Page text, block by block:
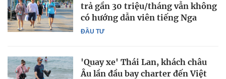
ĐẦU TƯ
trả gần 30 triệu/tháng vẫn không
có hướng dẫn viên tiếng Nga
'Quay xe' Thái Lan, khách châu
Âu lần đầu bay charter đến Việt